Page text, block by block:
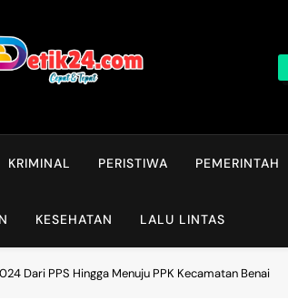
KRIMINAL PERISTIWA PEMERINTAH
KESEHATAN LALU LINTAS
Dari PPS Hingga Menuju PPK Kecamatan Benai